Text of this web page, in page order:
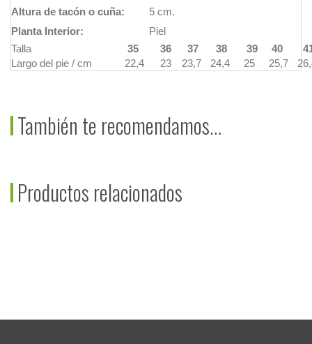
Altura de tacón o cuña:
5 cm.
Planta Interior:
Piel
Talla
35 36 37 38 39 40
Largo del pie / cm
22,4 23 23,7 24,4 25 25,7
También te recomendamos…
Productos relacionados